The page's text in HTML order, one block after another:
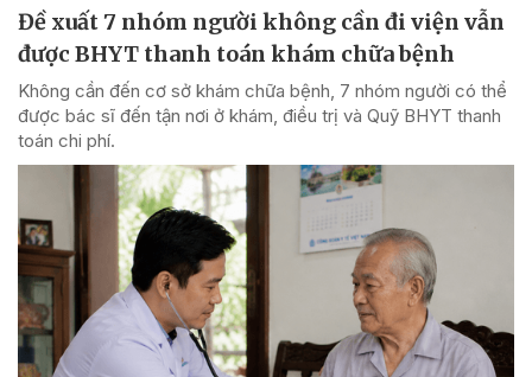
Đề xuất 7 nhóm người không cần đi viện vẫn
được BHYT thanh toán khám chữa bệnh
Không cần đến cơ sở khám chữa bệnh, 7 nhóm người có thể
được bác sĩ đến tận nơi ở khám, điều trị và Quỹ BHYT thanh
toán chi phí.